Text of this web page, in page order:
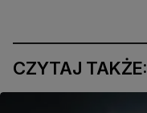
CZYTAJ TAKŻE: